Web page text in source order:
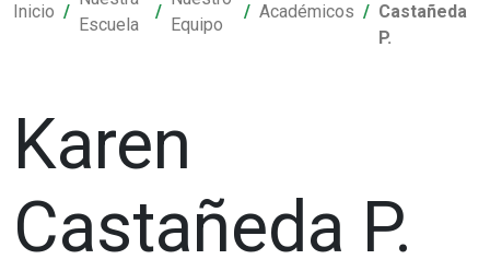
Inicio
Escuela
Equipo
Académicos
Castañeda
P.
Karen
Castañeda P.